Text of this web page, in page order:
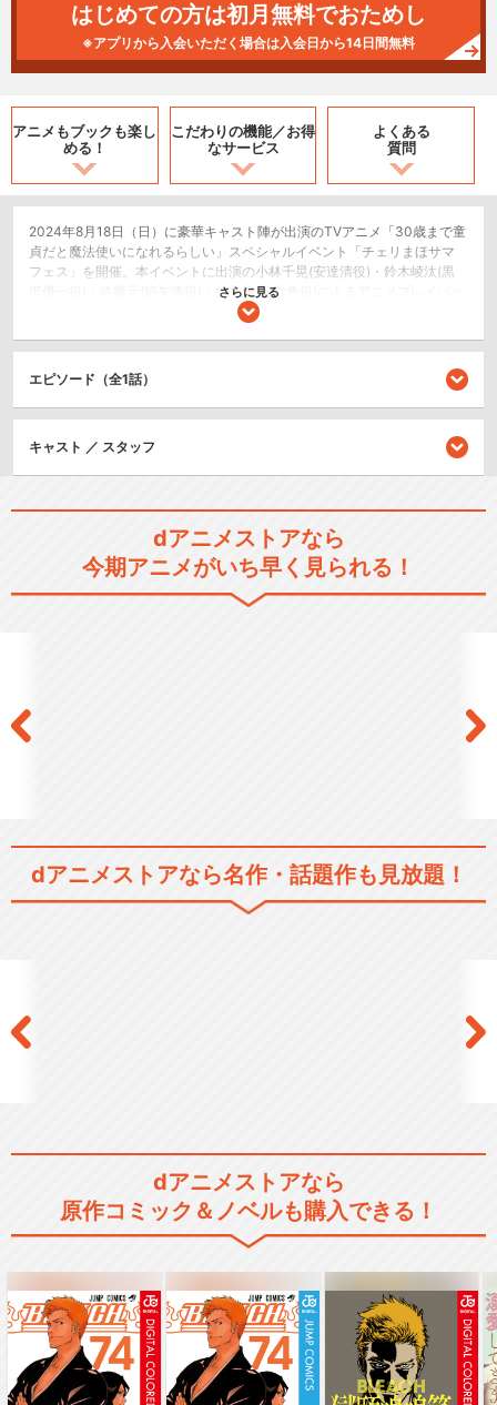
はじめての方は初月無料でおためし
※アプリから入会いただく場合は入会日から14日間無料
アニメもブックも楽し
める！
こだわりの機能／お得
なサービス
よくある
質問
2024年8月18日（日）に豪華キャスト陣が出演のTVアニメ「30歳まで童
貞だと魔法使いになれるらしい」スペシャルイベント「チェリまほサマ
フェス」を開催。本イベントに出演の小林千晃(安達清役)・鈴木崚汰(黒
沢優一役)・佐藤元(綿矢湊役)・白井悠介(六角役)によるアニメプレイバッ
ク企画や、シリーズ構成・金春智子書き下ろし脚本の朗読劇など企画盛
映像は生配信時に使用した映像となりますためご了承ください。
2.5次元舞台
シリーズ／関連のアニメ作品
と魔法使いになれる…
さらに見る
閉じる
エピソード（全1話）
キャスト ／ スタッフ
dアニメストアなら
今期アニメがいち早く見られる！
dアニメストアなら名作・話題作も見放題！
dアニメストアなら
原作コミック＆ノベルも購入できる！